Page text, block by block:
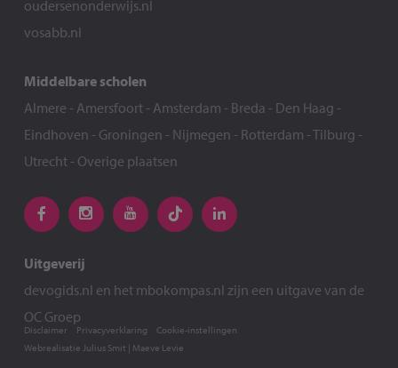
oudersenonderwijs.nl
vosabb.nl
Middelbare scholen
Almere - Amersfoort- Amsterdam - Breda - Den Haag -
Eindhoven - Groningen - Nijmegen - Rotterdam -Tilburg -
Utrecht- Overige plaatsen
Uitgeverij
devogids.nl en het mbokompas.nl zijn een uitgave van de
OC Groep
Webrealisatie Julius Smit | Maeve Levie
Disclaimer Privacyverklaring Cookie-instellingen